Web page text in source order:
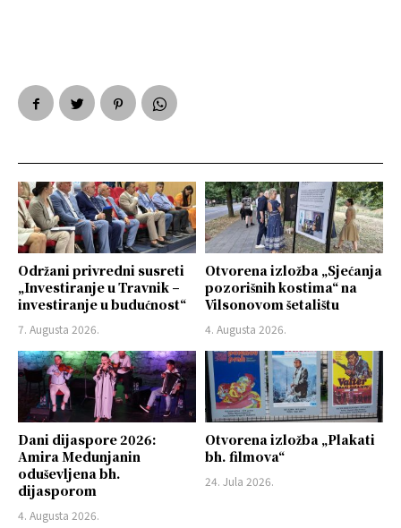
Održani privredni susreti
„Investiranje u Travnik –
investiranje u budućnost“
7. Augusta 2026.
Otvorena izložba „Sjećanja
pozorišnih kostima“ na
Vilsonovom šetalištu
4. Augusta 2026.
Dani dijaspore 2026:
Amira Medunjanin
oduševljena bh.
dijasporom
4. Augusta 2026.
Otvorena izložba „Plakati
bh. filmova“
24. Jula 2026.